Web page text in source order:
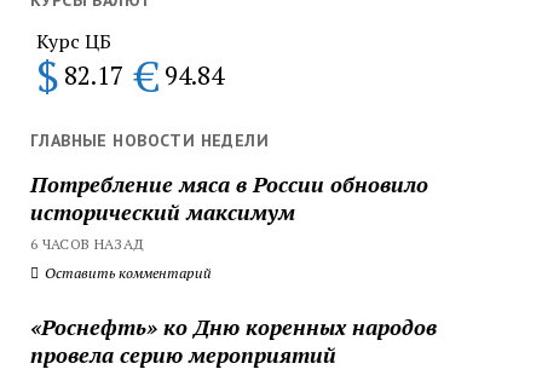
Курс ЦБ
$ 82.17 € 94.84
ГЛАВНЫЕ НОВОСТИ НЕДЕЛИ
Потребление мяса в России обновило
исторический максимум
6 ЧАСОВ НАЗАД
Оставить комментарий
«Роснефть» ко Дню коренных народов
провела серию мероприятий